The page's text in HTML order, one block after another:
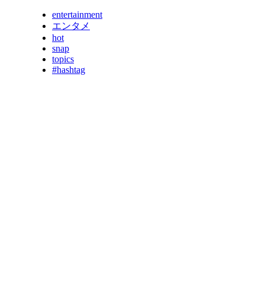
entertainment
エンタメ
hot
snap
topics
#hashtag